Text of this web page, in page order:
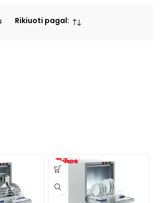
Rikiuoti pagal: